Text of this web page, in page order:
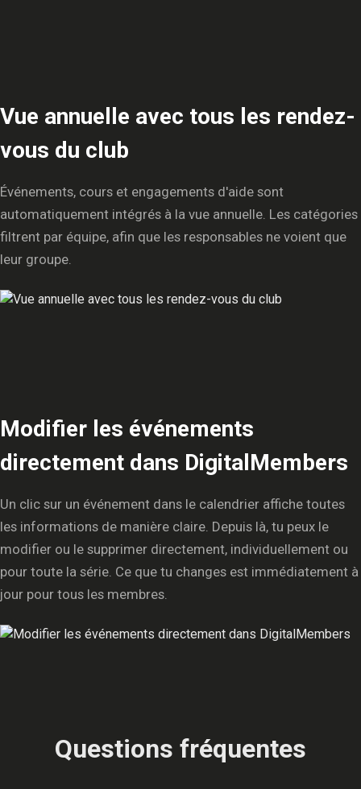
Vue annuelle avec tous les rendez-
vous du club
Événements, cours et engagements d'aide sont
automatiquement intégrés à la vue annuelle. Les catégories
filtrent par équipe, afin que les responsables ne voient que
leur groupe.
Modifier les événements
directement dans DigitalMembers
Un clic sur un événement dans le calendrier affiche toutes
les informations de manière claire. Depuis là, tu peux le
modifier ou le supprimer directement, individuellement ou
pour toute la série. Ce que tu changes est immédiatement à
jour pour tous les membres.
Questions fréquentes